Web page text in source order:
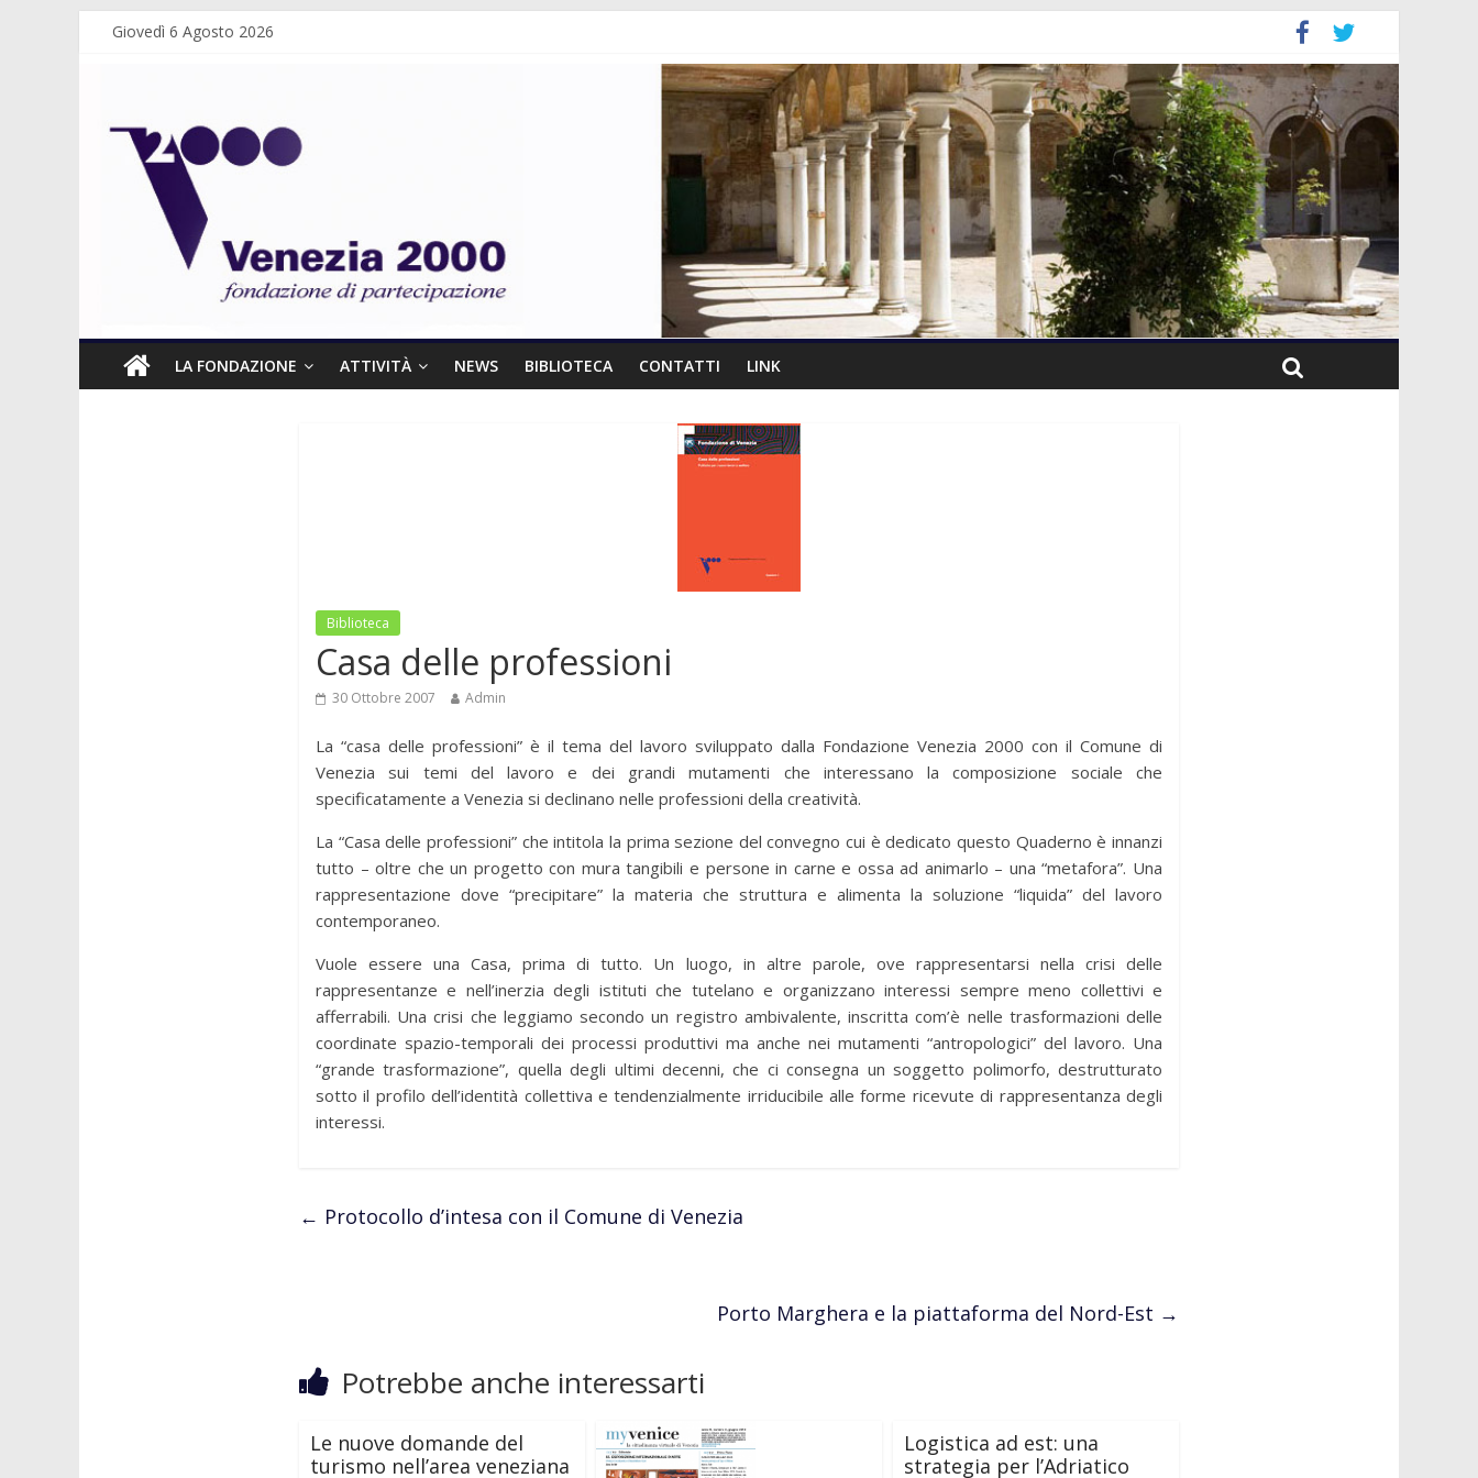
Giovedì 6 Agosto 2026
LA FONDAZIONE ATTIVITÀ NEWS BIBLIOTECA CONTATTI LINK
Biblioteca
Casa delle professioni
30 Ottobre 2007 Admin
La “casa delle professioni” è il tema del lavoro sviluppato dalla Fondazione Venezia 2000 con il Comune di
Venezia sui temi del lavoro e dei grandi mutamenti che interessano la composizione sociale che
specificatamente a Venezia si declinano nelle professioni della creatività.
La “Casa delle professioni” che intitola la prima sezione del convegno cui è dedicato questo Quaderno è innanzi
tutto – oltre che un progetto con mura tangibili e persone in carne e ossa ad animarlo – una “metafora”. Una
rappresentazione dove “precipitare” la materia che struttura e alimenta la soluzione “liquida” del lavoro
contemporaneo.
Vuole essere una Casa, prima di tutto. Un luogo, in altre parole, ove rappresentarsi nella crisi delle
rappresentanze e nell’inerzia degli istituti che tutelano e organizzano interessi sempre meno collettivi e
afferrabili. Una crisi che leggiamo secondo un registro ambivalente, inscritta com’è nelle trasformazioni delle
coordinate spazio-temporali dei processi produttivi ma anche nei mutamenti “antropologici” del lavoro. Una
“grande trasformazione”, quella degli ultimi decenni, che ci consegna un soggetto polimorfo, destrutturato
sotto il profilo dell’identità collettiva e tendenzialmente irriducibile alle forme ricevute di rappresentanza degli
interessi.
← Protocollo d’intesa con il Comune di Venezia
Porto Marghera e la piattaforma del Nord-Est →
Potrebbe anche interessarti
Le nuove domande del
turismo nell’area veneziana
Logistica ad est: una
strategia per l’Adriatico